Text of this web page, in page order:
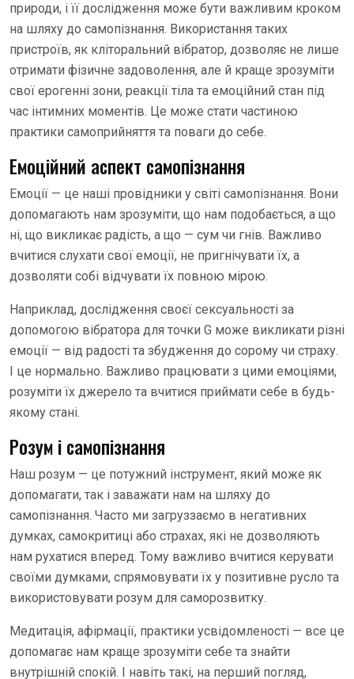
природи, і її дослідження може бути важливим кроком
на шляху до самопізнання. Використання таких
пристроїв, як кліторальний вібратор, дозволяє не лише
отримати фізичне задоволення, але й краще зрозуміти
свої ерогенні зони, реакції тіла та емоційний стан під
час інтимних моментів. Це може стати частиною
практики самоприйняття та поваги до себе.
Емоційний аспект самопізнання
Емоції — це наші провідники у світі самопізнання. Вони
допомагають нам зрозуміти, що нам подобається, а що
ні, що викликає радість, а що — сум чи гнів. Важливо
вчитися слухати свої емоції, не пригнічувати їх, а
дозволяти собі відчувати їх повною мірою.
Наприклад, дослідження своєї сексуальності за
допомогою вібратора для точки G може викликати різні
емоції — від радості та збудження до сорому чи страху.
І це нормально. Важливо працювати з цими емоціями,
розуміти їх джерело та вчитися приймати себе в будь-
якому стані.
Розум і самопізнання
Наш розум — це потужний інструмент, який може як
допомагати, так і заважати нам на шляху до
самопізнання. Часто ми загруззаємо в негативних
думках, самокритиці або страхах, які не дозволяють
нам рухатися вперед. Тому важливо вчитися керувати
своїми думками, спрямовувати їх у позитивне русло та
використовувати розум для саморозвитку.
Медитація, афірмації, практики усвідомленості — все це
допомагає нам краще зрозуміти себе та знайти
внутрішній спокій. І навіть такі, на перший погляд,